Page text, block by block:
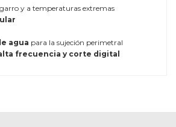
y a temperaturas extremas
agua para la sujeción perimetral
frecuencia y corte digital